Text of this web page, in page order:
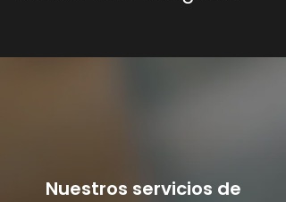
Nuestros servicios de